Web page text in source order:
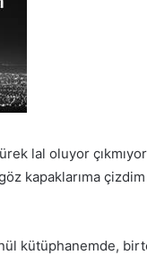
lal oluyor
kapaklarıma
kütüphanemde,